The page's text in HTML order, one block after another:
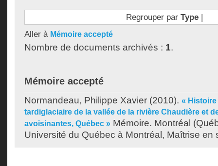
Regrouper par Type|
Aller à Mémoire accepté
Nombre de documents archivés : 1.
Mémoire accepté
Normandeau, Philippe Xavier (2010). «
tardiglaciaire de la vallée de la rivière Chaudière et
avoisinantes, Québec » Mémoire. Montréal
Université du Québec à Montréal, Maîtrise en